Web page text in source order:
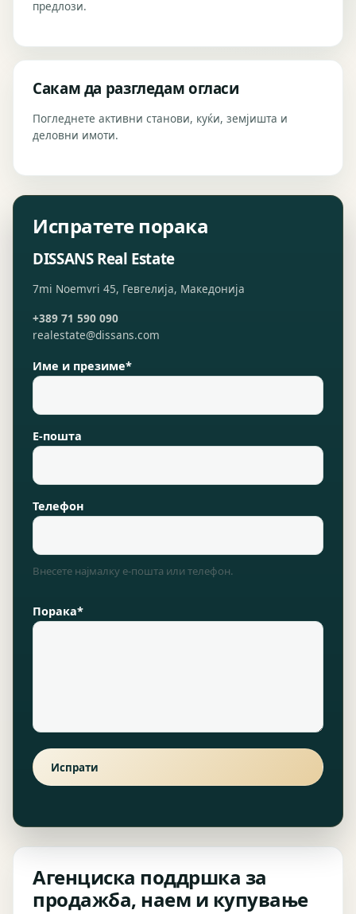
предлози.
Сакам да разгледам огласи
Погледнете активни станови, куќи, земјишта и
деловни имоти.
Испратете порака
DISSANS Real Estate
7mi Noemvri 45, Гевгелија, Македонија
+389 71 590 090
realestate@dissans.com
Име и презиме*
Е-пошта
Телефон
Внесете најмалку е-пошта или телефон.
Порака*
Испрати
Агенциска поддршка за
продажба, наем и купување